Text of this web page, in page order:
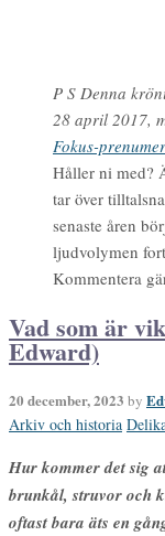
P S Denna
28 april 2017,
Fokus-
Håller ni med?
tar över
senaste åren
ljudvolymen
Kommentera
Vad som är
Edward)
20 december, 2023 by
Arkiv och historia
Hur kommer det sig
brunkål, struvor och
oftast bara äts en